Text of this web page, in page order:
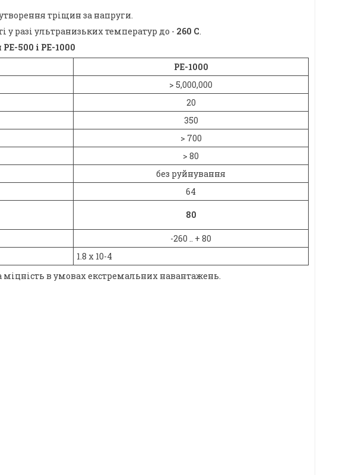
тріщин за напруги.
у разі ультранизьких температур до - 260 С.
500 і РЕ-1000
РЕ-1000
> 5,000,000
20
350
> 700
> 80
без руйнування
64
80
-260 .. + 80
1.8 х 10-4
міцність в умовах екстремальних навантажень.